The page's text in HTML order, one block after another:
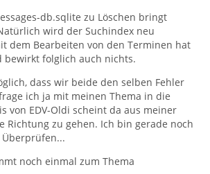
db.sqlite zu Löschen bringt
wird der Suchindex neu
dem Bearbeiten von den Terminen hat
bewirkt folglich auch nichts.
dass wir beide den selben Fehler
ich ja mit meinen Thema in die
von EDV-Oldi scheint da aus meiner
Richtung zu gehen. Ich bin gerade noch
noch einmal zum Thema